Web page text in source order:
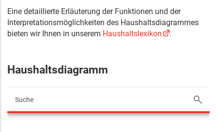
Eine detaillierte Erläuterung der Funktionen und der
Interpretationsmöglichkeiten des Haushaltsdiagrammes
bieten wir Ihnen in unserem Haushaltslexikon .
Haushaltsdiagramm